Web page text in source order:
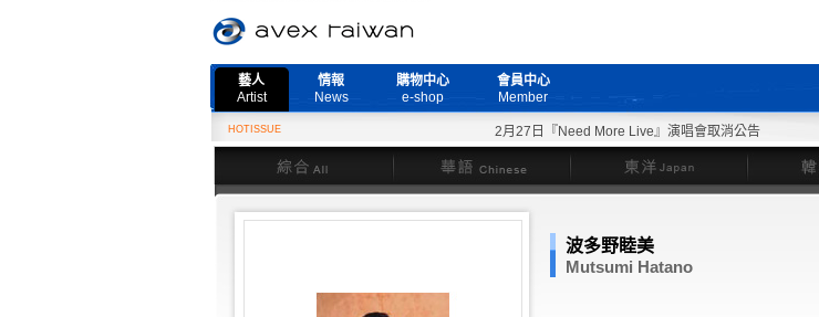
藝人
Artist
情報
News
購物中心
e-shop
會員中心
Member
HOTISSUE 2月27日『Need More Live』演唱會取消公告
綜合 華語 東洋
波多野睦美
Mutsumi Hatano